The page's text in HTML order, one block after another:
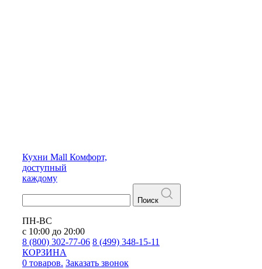
Кухни Mall Комфорт,
доступный
каждому
Поиск
ПН-ВС
с 10:00 до 20:00
8 (800) 302-77-06 8 (499) 348-15-11
КОРЗИНА
0 товаров. Заказать звонок